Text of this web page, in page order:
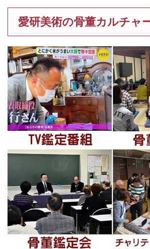
愛研美術の骨董カルチャ